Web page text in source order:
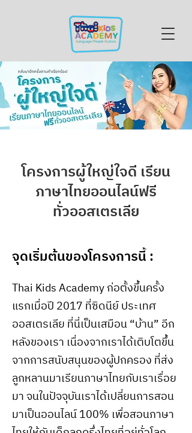
โครงการผู้ใหญ่ใจดี เรียน
ภาษาไทยออนไลน์ฟรี
ทั่วออสเตรเลีย
จุดเริ่มต้นของโครงการนี้ :
Thai Kids Academy ก่อตั้งขึ้นครั้ง
แรกเมื่อปี 2017 ที่ซิดนีย์ ประเทศ
ออสเตรเลีย ที่นี่เป็นเสมือน “บ้าน” อีก
หลังของเรา เนื่องจากเราได้เติบโตขึ้น
จากการสนับสนุนของผู้ปกครอง ที่ส่ง
ลูกหลานมาเรียนภาษาไทยกับเราเรื่อย
มา จนในปัจจุบันเราได้เปลี่ยนการสอน
มาเป็นออนไลน์ 100% เพื่อสอนภาษา